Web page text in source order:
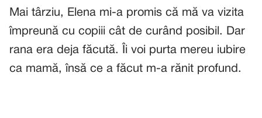
Mai târziu, Elena mi-a promis că mă va vizita
împreună cu copiii cât de curând posibil. Dar
rana era deja făcută. Îi voi purta mereu iubire
ca mamă, însă ce a făcut m-a rănit profund.